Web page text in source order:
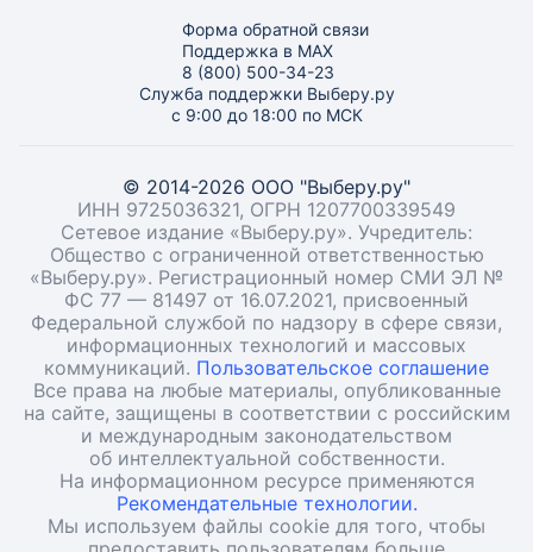
Форма обратной связи
Поддержка в MAX
8 (800) 500-34-23
Служба поддержки Выберу.ру
с 9:00 до 18:00 по МСК
© 2014-2026 ООО "Выберу.ру"
ИНН 9725036321, ОГРН 1207700339549
Сетевое издание «Выберу.ру». Учредитель:
Общество с ограниченной ответственностью
«Выберу.ру». Регистрационный номер СМИ ЭЛ №
ФС 77 — 81497 от 16.07.2021, присвоенный
Федеральной службой по надзору в сфере связи,
информационных технологий и массовых
коммуникаций. Пользовательское соглашение
Все права на любые материалы, опубликованные
на сайте, защищены в соответствии с российским
и международным законодательством
об интеллектуальной собственности.
На информационном ресурсе применяются
Рекомендательные технологии.
Мы используем файлы cookie для того, чтобы